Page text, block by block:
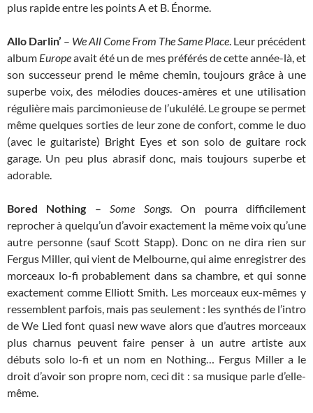
plus rapide entre les points A et B. Énorme.
Allo Darlin’ – We All Come From The Same Place. Leur précédent
album Europeavait été un de mes préférés de cette année-là, et
son successeur prend le même chemin, toujours grâce à une
superbe voix, des mélodies douces-amères et une utilisation
régulière mais parcimonieuse de l’ukulélé. Le groupe se permet
même quelques sorties de leur zone de confort, comme le duo
(avec le guitariste) Bright Eyes et son solo de guitare rock
garage. Un peu plus abrasif donc, mais toujours superbe et
adorable.
Bored Nothing –Some Songs. On pourra difficilement
reprocher à quelqu’un d’avoir exactement la même voix qu’une
autre personne (sauf Scott Stapp). Donc on ne dira rien sur
Fergus Miller, qui vient de Melbourne, qui aime enregistrer des
morceaux lo-fi probablement dans sa chambre, et qui sonne
exactement comme Elliott Smith. Les morceaux eux-mêmes y
ressemblent parfois, mais pas seulement : les synthés de l’intro
de We Lied font quasi new wave alors que d’autres morceaux
plus charnus peuvent faire penser à un autre artiste aux
débuts solo lo-fi et un nom en Nothing… Fergus Miller a le
droit d’avoir son propre nom, ceci dit : sa musique parle d’elle-
même.